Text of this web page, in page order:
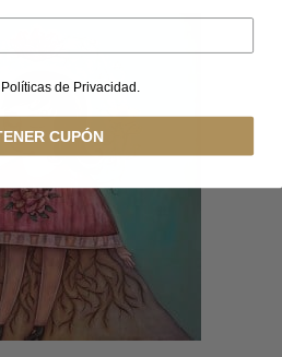
de Privacidad.
CUPÓN